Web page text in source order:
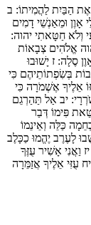
הַבַּיִת לַהֲמִיתוֹ: ב
אָוֶן וּמֵאַנְשֵׁי דָמִים
וְלֹא חַטָּאתִי יהוה:
אֱלֹהִים צְבָאוֹת
סֶלָה: ז יָשׁוּבוּ
בְּשִׂפְתוֹתֵיהֶם כִּי
אֵלֶיךָ אֶשְׁמֹרָה כִּי
יב אַל תַּהַרְגֵם
פִּימוֹ דְּבַר
כַּלֵּה וְאֵינֵמוֹ
לָעֶרֶב יֶהֱמוּ כַכָּלֶב
יז וַאֲנִי אָשִׁיר עֻזֶּךָ
יח עֻזִּי אֵלֶיךָ אֲזַמֵּרָה